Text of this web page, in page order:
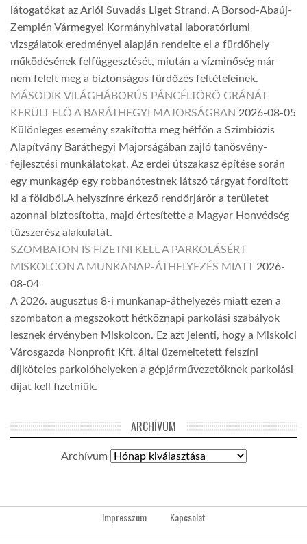
látogatókat az Arlói Suvadás Liget Strand. A Borsod-Abaúj-
Zemplén Vármegyei Kormányhivatal laboratóriumi
vizsgálatok eredményei alapján rendelte el a fürdőhely
működésének felfüggesztését, miután a vízminőség már
nem felelt meg a biztonságos fürdőzés feltételeinek.
MÁSODIK VILÁGHÁBORÚS PÁNCÉLTÖRŐ GRÁNÁT
KERÜLT ELŐ A BARÁTHEGYI MAJORSÁGBAN 2026-08-05
Különleges esemény szakította meg hétfőn a Szimbiózis
Alapítvány Baráthegyi Majorságában zajló tanösvény-
fejlesztési munkálatokat. Az erdei útszakasz építése során
egy munkagép egy robbanótestnek látszó tárgyat fordított
ki a földből.A helyszínre érkező rendőrjárőr a területet
azonnal biztosította, majd értesítette a Magyar Honvédség
tűzszerész alakulatát.
SZOMBATON IS FIZETNI KELL A PARKOLÁSÉRT
MISKOLCON A MUNKANAP-ÁTHELYEZÉS MIATT 2026-
08-04
A 2026. augusztus 8-i munkanap-áthelyezés miatt ezen a
szombaton a megszokott hétköznapi parkolási szabályok
lesznek érvényben Miskolcon. Ez azt jelenti, hogy a Miskolci
Városgazda Nonprofit Kft. által üzemeltetett felszíni
díjköteles parkolóhelyeken a gépjárművezetőknek parkolási
díjat kell fizetniük.
ARCHÍVUM
Archívum
Impresszum Kapcsolat